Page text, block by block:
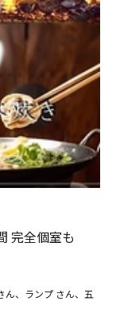
完全個室も
ん、ランプ さん、五